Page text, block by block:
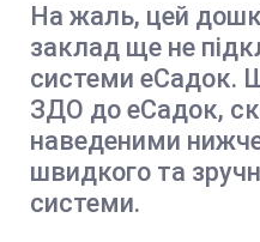
На жаль, цей
заклад ще не
системи еСадок.
ЗДО до еСадок,
наведеними
швидкого та
системи.